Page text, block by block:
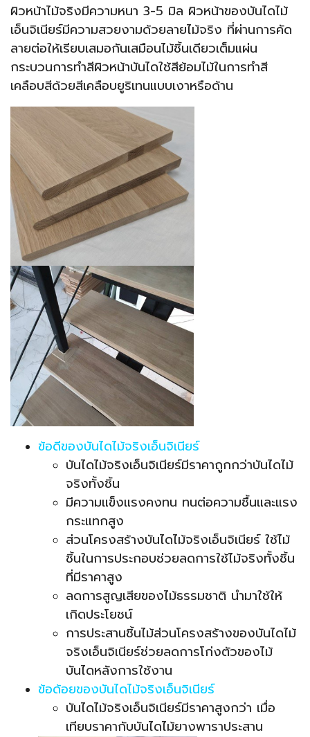
ผิวหน้าไม้จริงมีความหนา 3-5 มิล ผิวหน้าของบันไดไม้
เอ็นจิเนียร์มีความสวยงามด้วยลายไม้จริง ที่ผ่านการคัด
ลายต่อให้เรียบเสมอกันเสมือนไม้ชิ้นเดียวเต็มแผ่น
กระบวนการทำสีผิวหน้าบันไดใช้สีย้อมไม้ในการทำสี
เคลือบสีด้วยสีเคลือบยูริเทนแบบเงาหรือด้าน
ข้อดีของบันไดไม้จริงเอ็นจิเนียร์
บันไดไม้จริงเอ็นจิเนียร์มีราคาถูกกว่าบันไดไม้
จริงทั้งชิ้น
มีความแข็งแรงคงทน ทนต่อความชื้นและแรง
กระแทกสูง
ส่วนโครงสร้างบันไดไม้จริงเอ็นจิเนียร์ ใช้ไม้
ชิ้นในการประกอบช่วยลดการใช้ไม้จริงทั้งชิ้น
ที่มีราคาสูง
ลดการสูญเสียของไม้ธรรมชาติ นำมาใช้ให้
เกิดประโยชน์
การประสานชิ้นไม้ส่วนโครงสร้างของบันไดไม้
จริงเอ็นจิเนียร์ช่วยลดการโก่งตัวของไม้
บันไดหลังการใช้งาน
ข้อด้อยของบันไดไม้จริงเอ็นจิเนียร์
บันไดไม้จริงเอ็นจิเนียร์มีราคาสูงกว่า เมื่อ
เทียบราคากับบันไดไม้ยางพาราประสาน